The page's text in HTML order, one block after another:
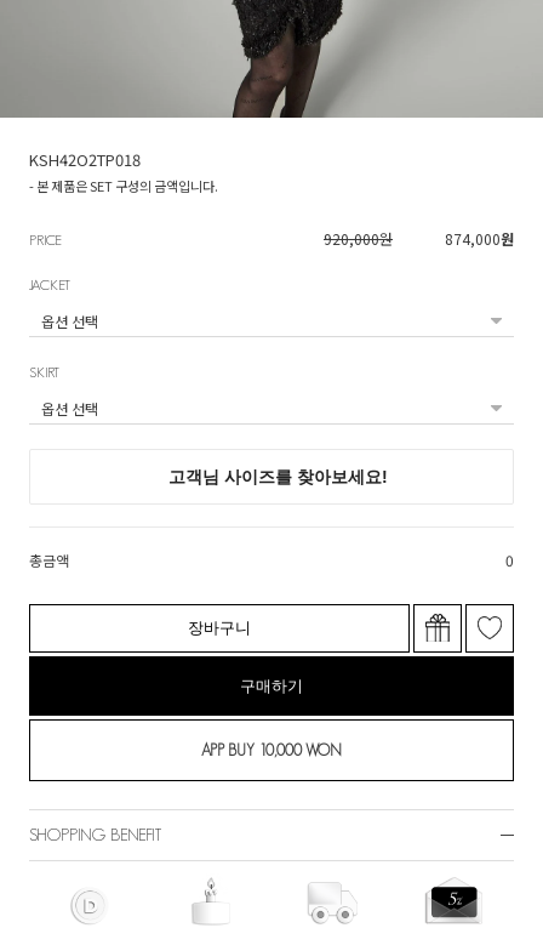
KSH42O2TP018
- 본 제품은 SET 구성의 금액입니다.
PRICE 920,000원 874,000원
JACKET
SKIRT
총금액 0
장바구니
구매하기
SHOPPING BENEFIT